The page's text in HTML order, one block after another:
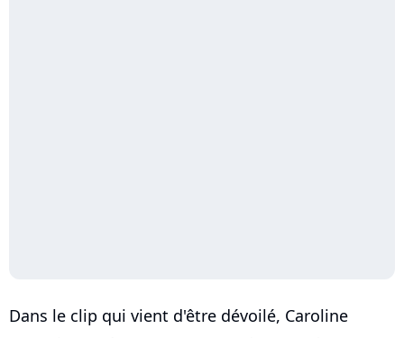
Dans le clip qui vient d'être dévoilé, Caroline